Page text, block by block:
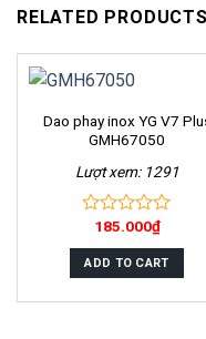
RELATED PRODUCTS
Dao phay inox YG V7
GMH67050
Lượt xem: 1291
out
of
5
185.000₫
ADD TO CART